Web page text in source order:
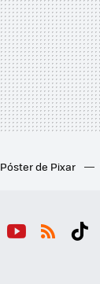
Póster de Pixar